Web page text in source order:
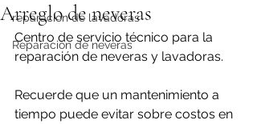
reparacion de lavadoras
Reparación de neveras
Arreglo de neveras
Centro de servicio técnico para la
reparación de neveras y lavadoras.
Recuerde que un mantenimiento a
tiempo puede evitar sobre costos en